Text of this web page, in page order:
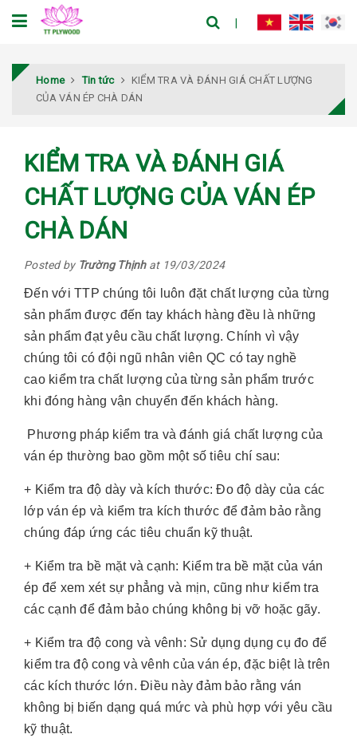
Home Tin tức
KIỂM TRA VÀ ĐÁNH GIÁ CHẤT LƯỢNG
CỦA VÁN ÉP CHÀ DÁN
KIỂM TRA VÀ ĐÁNH GIÁ
CHẤT LƯỢNG CỦA VÁN ÉP
CHÀ DÁN
Posted by Trường Thịnhat 19/03/2024
Đến với TTP chúng tôi luôn đặt chất lượng của từng
sản phẩm được đến tay khách hàng đều là những
sản phẩm đạt yêu cầu chất lượng. Chính vì vậy
chúng tôi có đội ngũ nhân viên QC có tay nghề
cao kiểm tra chất lượng của từng sản phẩm trước
khi đóng hàng vận chuyển đến khách hàng.
Phương pháp kiểm tra và đánh giá chất lượng của
ván ép thường bao gồm một số tiêu chí sau:
+ Kiểm tra độ dày và kích thước: Đo độ dày của các
lớp ván ép và kiểm tra kích thước để đảm bảo rằng
chúng đáp ứng các tiêu chuẩn kỹ thuật.
+ Kiểm tra bề mặt và cạnh: Kiểm tra bề mặt của ván
ép để xem xét sự phẳng và mịn, cũng như kiểm tra
các cạnh để đảm bảo chúng không bị vỡ hoặc gãy.
+ Kiểm tra độ cong và vênh: Sử dụng dụng cụ đo để
kiểm tra độ cong và vênh của ván ép, đặc biệt là trên
các kích thước lớn. Điều này đảm bảo rằng ván
không bị biến dạng quá mức và phù hợp với yêu cầu
kỹ thuật.